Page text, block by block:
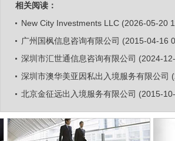
相关阅读：
New City Investments LLC (2026-05-20
广州国枫信息咨询有限公司 (2015-04-16
深圳市汇世通信息咨询有限公司 (2024-
深圳市澳华美亚因私出入境服务有限公司
北京金征远出入境服务有限公司 (2015-